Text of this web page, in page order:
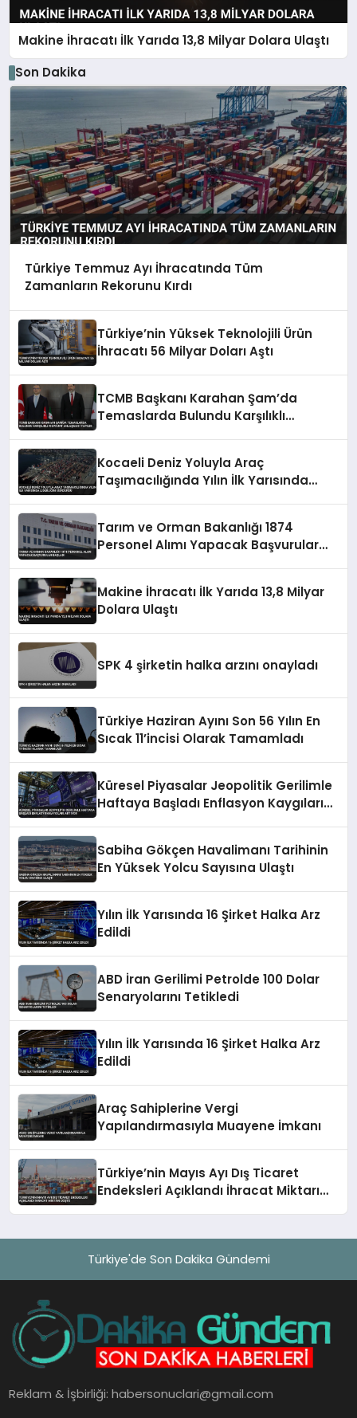
Makine İhracatı İlk Yarıda 13,8 Milyar Dolara Ulaştı
Son Dakika
Türkiye Temmuz Ayı İhracatında Tüm
Zamanların Rekorunu Kırdı
Türkiye’nin Yüksek Teknolojili Ürün
İhracatı 56 Milyar Doları Aştı
TCMB Başkanı Karahan Şam’da
Temaslarda Bulundu Karşılıklı
Kocaeli Deniz Yoluyla Araç
Taşımacılığında Yılın İlk Yarısında
Tarım ve Orman Bakanlığı 1874
Personel Alımı Yapacak Başvurular
Makine İhracatı İlk Yarıda 13,8 Milyar
Dolara Ulaştı
SPK 4 şirketin halka arzını onayladı
Türkiye Haziran Ayını Son 56 Yılın En
Sıcak 11’incisi Olarak Tamamladı
Küresel Piyasalar Jeopolitik Gerilimle
Haftaya Başladı Enflasyon Kaygıları
Sabiha Gökçen Havalimanı Tarihinin
En Yüksek Yolcu Sayısına Ulaştı
Yılın İlk Yarısında 16 Şirket Halka Arz
Edildi
ABD İran Gerilimi Petrolde 100 Dolar
Senaryolarını Tetikledi
Yılın İlk Yarısında 16 Şirket Halka Arz
Edildi
Araç Sahiplerine Vergi
Yapılandırmasıyla Muayene İmkanı
Türkiye’nin Mayıs Ayı Dış Ticaret
Endeksleri Açıklandı İhracat Miktarı
Türkiye'de Son Dakika Gündemi
Reklam & İşbirliği:habersonuclari@gmail.com